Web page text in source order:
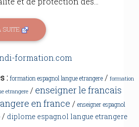
SUITE
formation.com
: formation espagnol langue etrangere / formation
etrangere /enseigner le francais
en france / enseigner espagnol
/ diplome espagnol langue etrangere